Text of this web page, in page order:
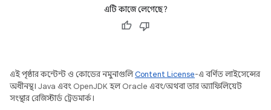
এটি কাজে লেগেছে?
এই পৃষ্ঠার কন্টেন্ট ও কোডের নমুনাগুলিContent License-এ বর্ণিত লাইসেন্সের
অধীনস্থ। Java এবং OpenJDK হল Oracle এবং/অথবা তার অ্যাফিলিয়েট
সংস্থার রেজিস্টার্ড ট্রেডমার্ক।